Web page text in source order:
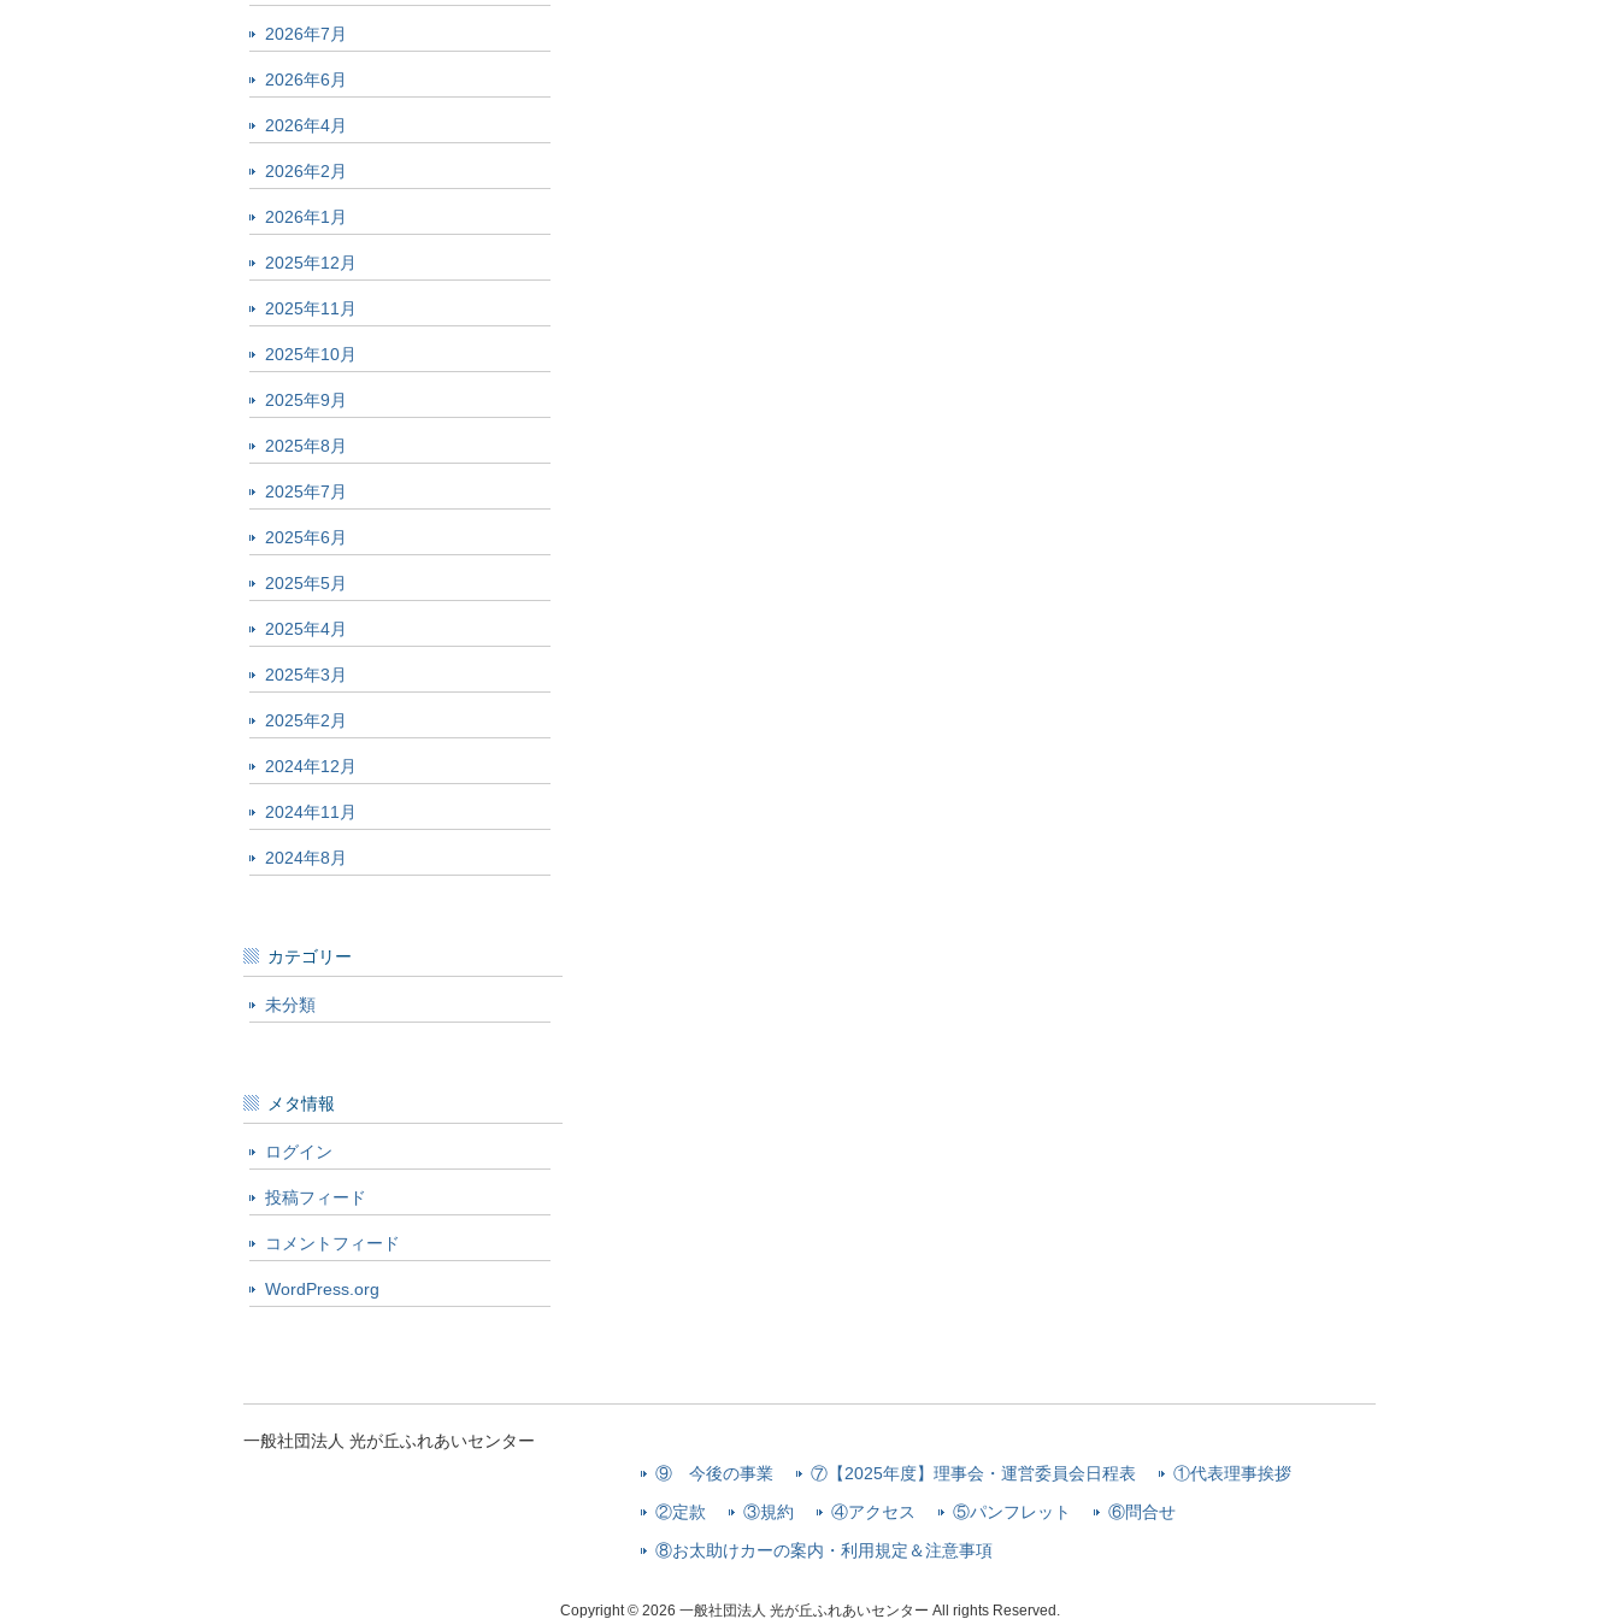
2026年7月
2026年6月
2026年4月
2026年2月
2026年1月
2025年12月
2025年11月
2025年10月
2025年9月
2025年8月
2025年7月
2025年6月
2025年5月
2025年4月
2025年3月
2025年2月
2024年12月
2024年11月
2024年8月
カテゴリー
未分類
メタ情報
ログイン
投稿フィード
コメントフィード
WordPress.org
一般社団法人 光が丘ふれあいセンター
⑨ 今後の事業 ⑦【2025年度】理事会・運営委員会日程表 ①代表理事挨拶
②定款 ③規約 ④アクセス ⑤パンフレット ⑥問合せ
⑧お太助けカーの案内・利用規定＆注意事項
Copyright © 2026 一般社団法人 光が丘ふれあいセンター All rights Reserved.